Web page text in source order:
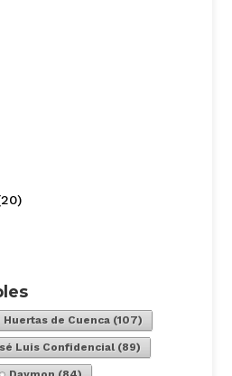
Huertas de Cuenca(107)
Luis Confidencial(89)